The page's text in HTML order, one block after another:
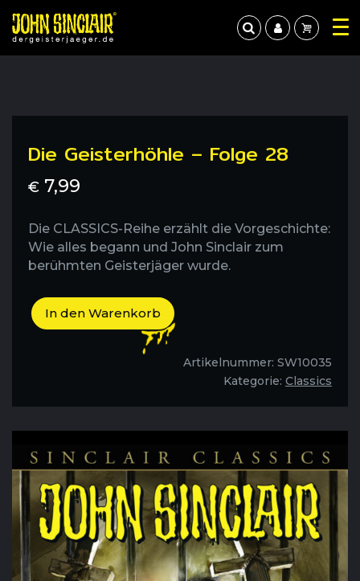
Die Geisterhöhle – Folge 28
€ 7,99
Die CLASSICS-Reihe erzählt die Vorgeschichte:
Wie alles begann und John Sinclair zum
berühmten Geisterjäger wurde.
In den Warenkorb
Artikelnummer: SW10035
Kategorie: Classics